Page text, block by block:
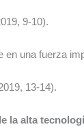
9-10).
una fuerza
13-14).
la alta